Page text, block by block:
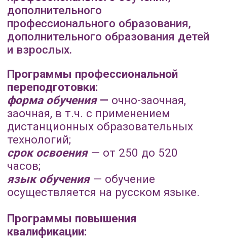
Программы профессионального
обучения:
Форма обучения— очно-заочная, в т.ч.
с применением дистанционных
образовательных технологий;
язык обучения— обучение
осуществляется на русском языке.
дистанционных образовательных
технологий;
срок освоения— от 250 до 520
часов;
язык обучения— обучение
осуществляется на русском языке.
Программы повышения
квалификации:
форма обучения
заочная, в т.ч. с применением
дистанционных образовательных
технологий;
срок освоения— от 16 до 170 часов;
язык обучения— обучение
осуществляется на русском языке.